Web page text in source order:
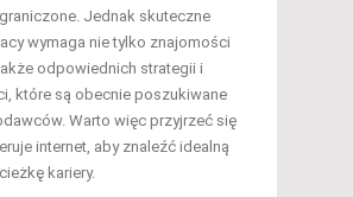
Jednak skuteczne
wymaga nie tylko znajomości
odpowiednich strategii i
które są obecnie poszukiwane
Warto więc przyjrzeć się
internet, aby znaleźć idealną
kariery.